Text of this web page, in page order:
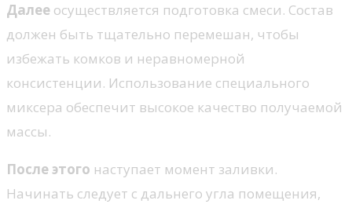
Далее осуществляется подготовка смеси. Состав
должен быть тщательно перемешан, чтобы
избежать комков и неравномерной
консистенции. Использование специального
миксера обеспечит высокое качество получаемой
массы.
После этого наступает момент заливки.
Начинать следует с дальнего угла помещения,